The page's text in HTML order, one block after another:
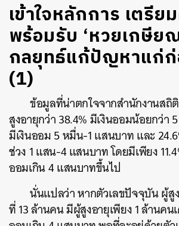
เข้าใจหลักการ เตรีย
พร้อมรับ ‘หวยเกษีย
กลยุทธ์แก้ปัญหาแก่ก่
(1)
ข้อมูลที่น่าตกใจจากสำนักงานสถิ
สูงอายุกว่า 38.4% มีเงินออมน้อยกว่า
มีเงินออม 5 หมื่น-1 แสนบาท และ
ช่วง 1 แสน-4 แสนบาท โดยมีเพียง
ออมเกิน 4 แสนบาทขึ้นไป
นั่นแปลว่า หากตัวเลขปัจจุบัน ผู้สู
ที่ 13 ล้านคน มีผู้สูงอายุเพียง 1 ล้านคน